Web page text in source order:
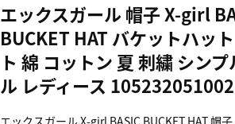
エックスガール 帽子 X-girl
BUCKET HAT バケットハッ
ト 綿 コットン 夏 刺繍 シン
ル レディース 105232051002
エックスガール X-girl BASIC BUCKET HAT 帽